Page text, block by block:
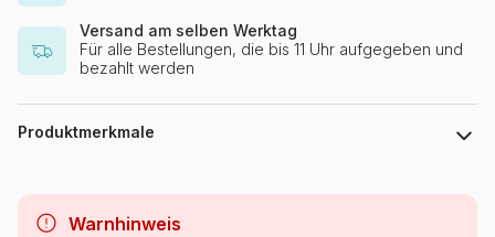
Versand am selben Werktag
Für alle Bestellungen, die bis 11 Uhr aufgegeben und
bezahlt werden
Produktmerkmale
Warnhinweis